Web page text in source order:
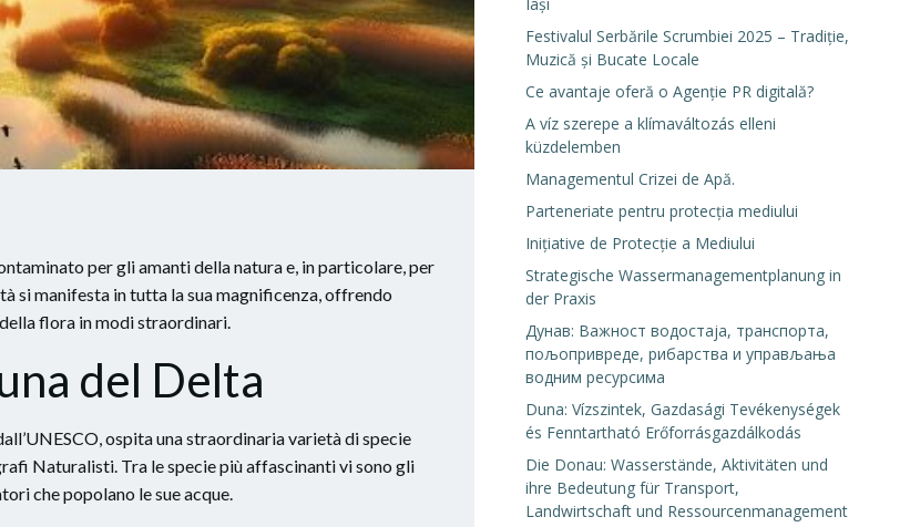
per gli amanti della natura e, in particolare, per
si manifesta in tutta la sua magnificenza, offrendo
flora in modi straordinari.
del Delta
ospita una straordinaria varietà di specie
Naturalisti. Tra le specie più affascinanti vi sono gli
che popolano le sue acque.
Festivalul Serbările Scrumbiei 2025 – Tradiție,
Muzică și Bucate Locale
Ce avantaje oferă o Agenție PR digitală?
A víz szerepe a klímaváltozás elleni
küzdelemben
Managementul Crizei de Apă.
Parteneriate pentru protecția mediului
Inițiative de Protecție a Mediului
Strategische Wassermanagementplanung in
der Praxis
Дунав: Важност водостаја, транспорта,
пољопривреде, рибарства и управљања
водним ресурсима
Duna: Vízszintek, Gazdasági Tevékenységek
és Fenntartható Erőforrásgazdálkodás
Die Donau: Wasserstände, Aktivitäten und
ihre Bedeutung für Transport,
Landwirtschaft und Ressourcenmanagement